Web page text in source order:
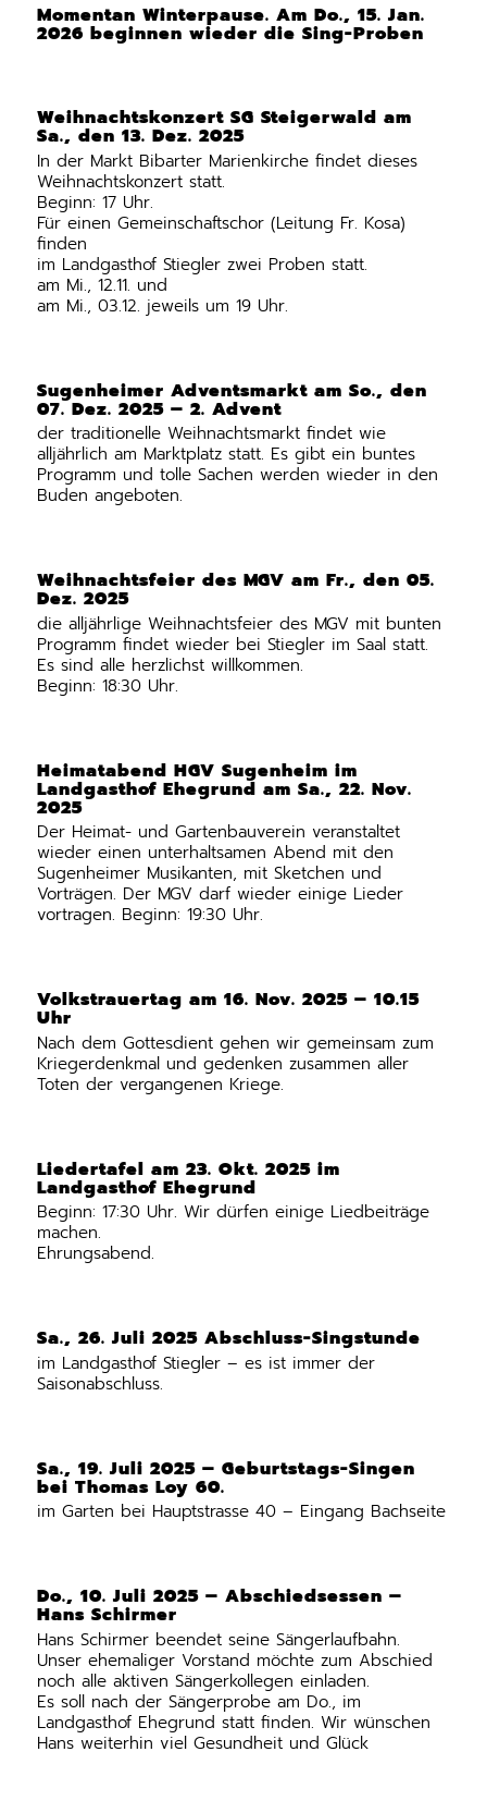
Momentan Winterpause. Am Do., 15. Jan.
2026 beginnen wieder die Sing-Proben
Weihnachtskonzert SG Steigerwald am
Sa., den 13. Dez. 2025
In der Markt Bibarter Marienkirche findet dieses
Weihnachtskonzert statt.
Beginn: 17 Uhr.
Für einen Gemeinschaftschor (Leitung Fr. Kosa)
finden
im Landgasthof Stiegler zwei Proben statt.
am Mi., 12.11. und
am Mi., 03.12. jeweils um 19 Uhr.
Sugenheimer Adventsmarkt am So., den
07. Dez. 2025 – 2. Advent
der traditionelle Weihnachtsmarkt findet wie
alljährlich am Marktplatz statt. Es gibt ein buntes
Programm und tolle Sachen werden wieder in den
Buden angeboten.
Weihnachtsfeier des MGV am Fr., den 05.
Dez. 2025
die alljährlige Weihnachtsfeier des MGV mit bunten
Programm findet wieder bei Stiegler im Saal statt.
Es sind alle herzlichst willkommen.
Beginn: 18:30 Uhr.
Heimatabend HGV Sugenheim im
Landgasthof Ehegrund am Sa., 22. Nov.
2025
Der Heimat- und Gartenbauverein veranstaltet
wieder einen unterhaltsamen Abend mit den
Sugenheimer Musikanten, mit Sketchen und
Vorträgen. Der MGV darf wieder einige Lieder
vortragen. Beginn: 19:30 Uhr.
Volkstrauertag am 16. Nov. 2025 – 10.15
Uhr
Nach dem Gottesdient gehen wir gemeinsam zum
Kriegerdenkmal und gedenken zusammen aller
Toten der vergangenen Kriege.
Liedertafel am 23. Okt. 2025 im
Landgasthof Ehegrund
Beginn: 17:30 Uhr. Wir dürfen einige Liedbeiträge
machen.
Ehrungsabend.
Sa., 26. Juli 2025 Abschluss-Singstunde
im Landgasthof Stiegler – es ist immer der
Saisonabschluss.
Sa., 19. Juli 2025 – Geburtstags-Singen
bei Thomas Loy 60.
im Garten bei Hauptstrasse 40 – Eingang Bachseite
Do., 10. Juli 2025 – Abschiedsessen –
Hans Schirmer
Hans Schirmer beendet seine Sängerlaufbahn.
Unser ehemaliger Vorstand möchte zum Abschied
noch alle aktiven Sängerkollegen einladen.
Es soll nach der Sängerprobe am Do., im
Landgasthof Ehegrund statt finden. Wir wünschen
Hans weiterhin viel Gesundheit und Glück